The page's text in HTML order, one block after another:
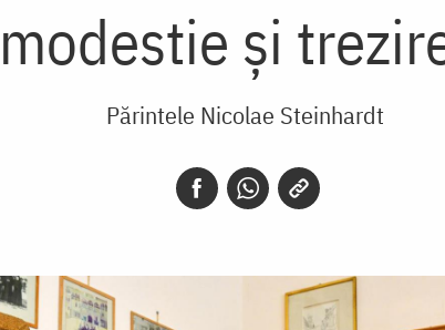
și
Părintele Nicolae Steinhardt